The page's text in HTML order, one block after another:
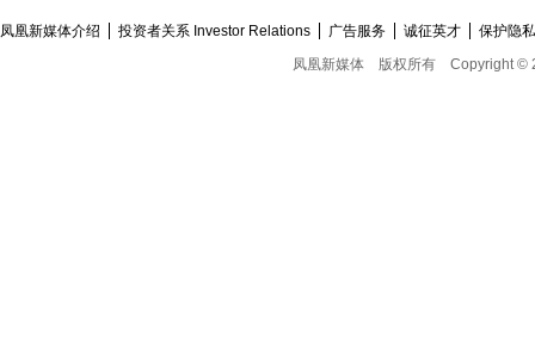
凤凰新媒体介绍 投资者关系 Investor Relations 广告服务 诚征英才
保护隐
凤凰新媒体
版权所有 Copyright ©